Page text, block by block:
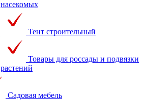
насекомых
Тент строительный
Товары для россады и подвязки
растений
Садовая мебель